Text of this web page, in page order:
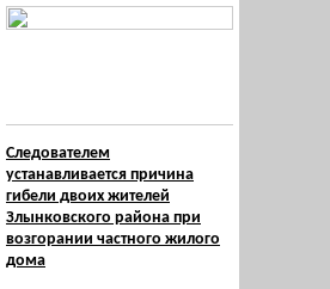
Следователем
устанавливается причина
гибели двоих жителей
Злынковского района при
возгорании частного жилого
дома